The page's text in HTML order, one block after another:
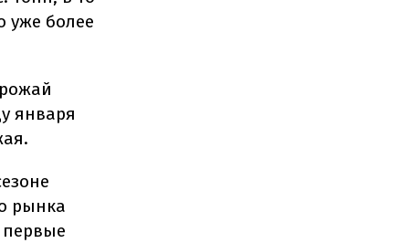
уже более
января
рынка
первые